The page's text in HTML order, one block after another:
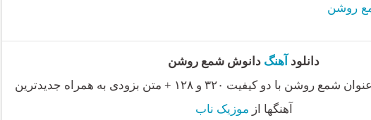
روشن
دانلود آهنگ دانوش شمع روشن
با عنوان شمع روشن با دو کیفیت ۳۲۰ و ۱۲۸ + متن بزودی به همراه جدیدترین
آهنگها از موزیک ناب